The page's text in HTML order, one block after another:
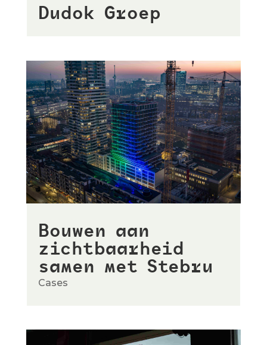
Dudok Groep
Bouwen aan
zichtbaarheid
samen met Stebru
Cases